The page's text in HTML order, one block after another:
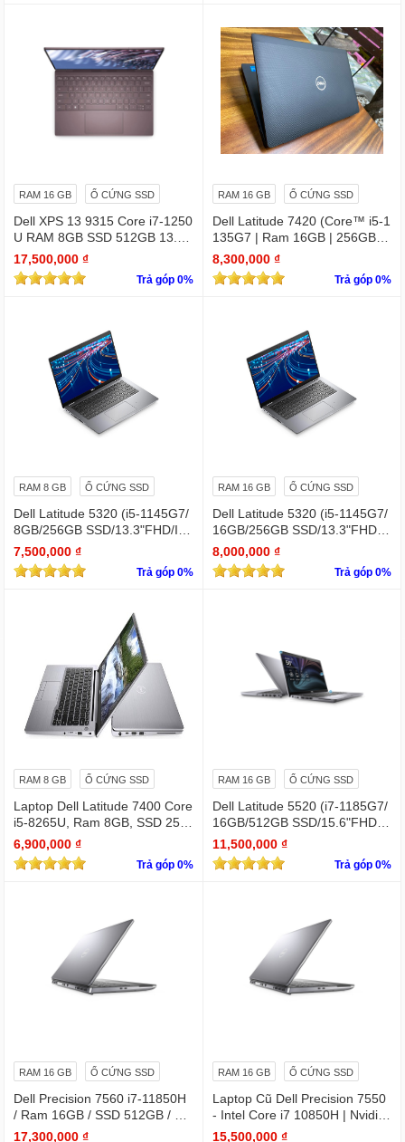
RAM 16 GB Ổ CỨNG SSD
Dell XPS 13 9315 Core i7-1250
U RAM 8GB SSD 512GB 13.4"
4K Touchscreen
17,500,000 ₫
Trả góp 0%
RAM 16 GB Ổ CỨNG SSD
Dell Latitude 7420 (Core™ i5-1
135G7 | Ram 16GB | 256GB S
SD | 14.0inch FHD)
8,300,000 ₫
Trả góp 0%
RAM 8 GB Ổ CỨNG SSD
Dell Latitude 5320 (i5-1145G7/
8GB/256GB SSD/13.3"FHD/Iris
Xe Graphics/Win11Pro)
7,500,000 ₫
Trả góp 0%
RAM 16 GB Ổ CỨNG SSD
Dell Latitude 5320 (i5-1145G7/
16GB/256GB SSD/13.3"FHD/Iri
s Xe Graphics/Win11Pro)
8,000,000 ₫
Trả góp 0%
RAM 8 GB Ổ CỨNG SSD
Laptop Dell Latitude 7400 Core
i5-8265U, Ram 8GB, SSD 256
GB, 14 Inch FHD silver
6,900,000 ₫
Trả góp 0%
RAM 16 GB Ổ CỨNG SSD
Dell Latitude 5520 (i7-1185G7/
16GB/512GB SSD/15.6"FHD/Iri
s Xe Graphics/Win11Pro)
11,500,000 ₫
Trả góp 0%
RAM 16 GB Ổ CỨNG SSD
Dell Precision 7560 i7-11850H
/ Ram 16GB / SSD 512GB / Mà
n 15.6″ IPS FullHD 1920×1080
17,300,000 ₫
RAM 16 GB Ổ CỨNG SSD
Laptop Cũ Dell Precision 7550
- Intel Core i7 10850H | Nvidia
Quadro T2000
15,500,000 ₫